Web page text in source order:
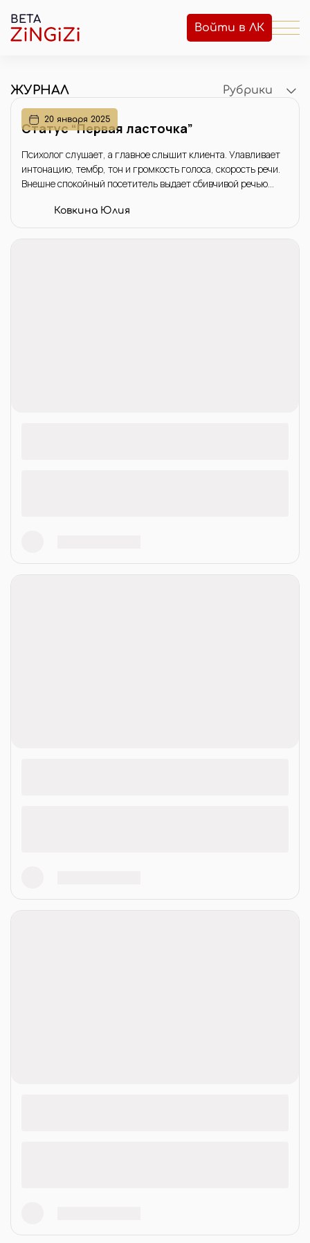
BETA
Войти в ЛК
ЖУРНАЛ Рубрики
20 января 2025
Статус “Первая ласточка”
Психолог слушает, а главное слышит клиента. Улавливает
интонацию, тембр, тон и громкость голоса, скорость речи.
Внешне спокойный посетитель выдает сбивчивой речью
отражает ее состояние
Ковкина Юлия